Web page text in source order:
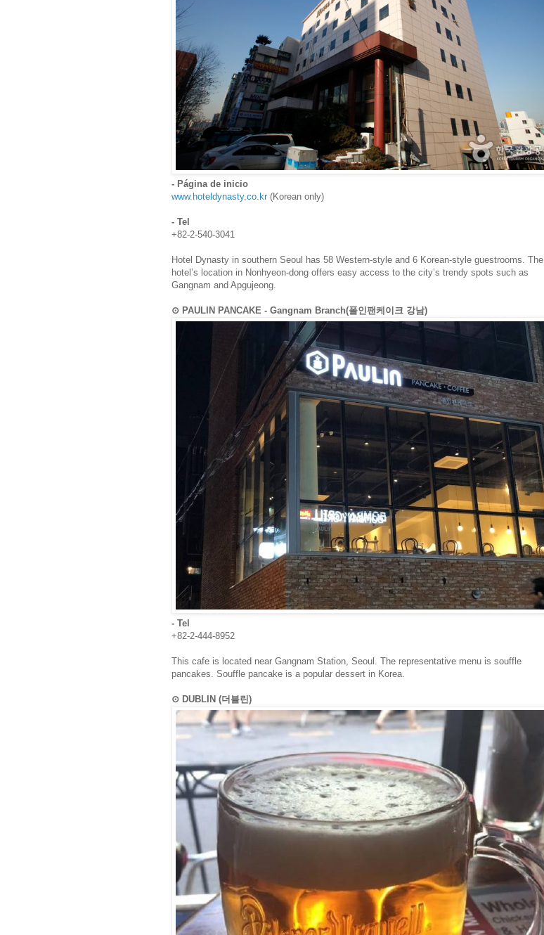
- Página de inicio
www.hoteldynasty.co.kr (Korean only)
- Tel
+82-2-540-3041
Hotel Dynasty in southern Seoul has 58 Western-style and 6 Korean-style guestrooms. The
hotel’s location in Nonhyeon-dong offers easy access to the city’s trendy spots such as
Gangnam and Apgujeong.
⊙ PAULIN PANCAKE - Gangnam Branch(폴인팬케이크 강남)
- Tel
+82-2-444-8952
This cafe is located near Gangnam Station, Seoul. The representative menu is souffle
pancakes. Souffle pancake is a popular dessert in Korea.
⊙ DUBLIN (더블린)